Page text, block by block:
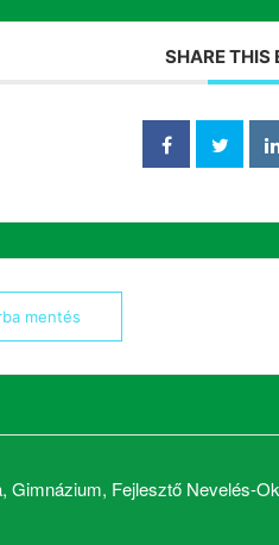
SHARE THIS
mentés
Fejlesztő Nevelés-